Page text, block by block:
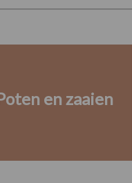
en zaaien